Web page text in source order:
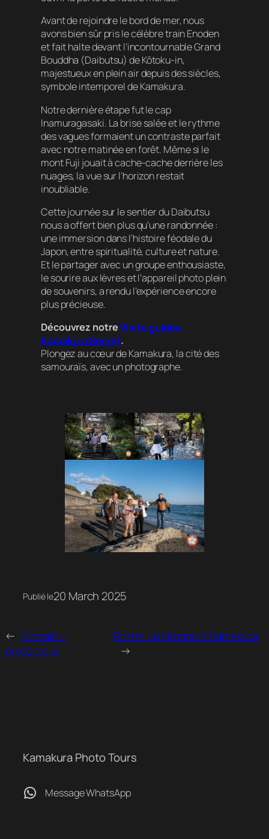
Avant de rejoindre le bord de mer, nous
avons bien sûr pris le célèbre train Enoden
et fait halte devant l’incontournable Grand
Bouddha (Daibutsu) de Kōtoku-in,
majestueux en plein air depuis des siècles,
symbole intemporel de Kamakura.
Notre dernière étape fut le cap
Inamuragasaki. La brise salée et le rythme
des vagues formaient un contraste parfait
avec notre matinée en forêt. Même si le
mont Fuji jouait à cache-cache derrière les
nuages, la vue sur l’horizon restait
inoubliable.
Cette journée sur le sentier du Daibutsu
nous a offert bien plus qu’une randonnée :
une immersion dans l’histoire féodale du
Japon, entre spiritualité, culture et nature.
Et le partager avec un groupe enthousiaste,
le sourire aux lèvres et l’appareil photo plein
de souvenirs, a rendu l’expérience encore
plus précieuse.
Découvrez notreVisite guidée
Kamakura Secret.
Plongez au cœur de Kamakura, la cité des
samouraïs, avec un photographe.
Publié le20 March 2025
← Komainu
protecteur
Porter un kimono à Kamakura
→
Kamakura Photo Tours
WhatsApp Message WhatsApp